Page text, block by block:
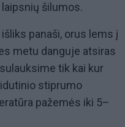
šilumos.
panaši, orus lems į
metu danguje atsiras
tik kai kur
stiprumo
pažemės iki 5–